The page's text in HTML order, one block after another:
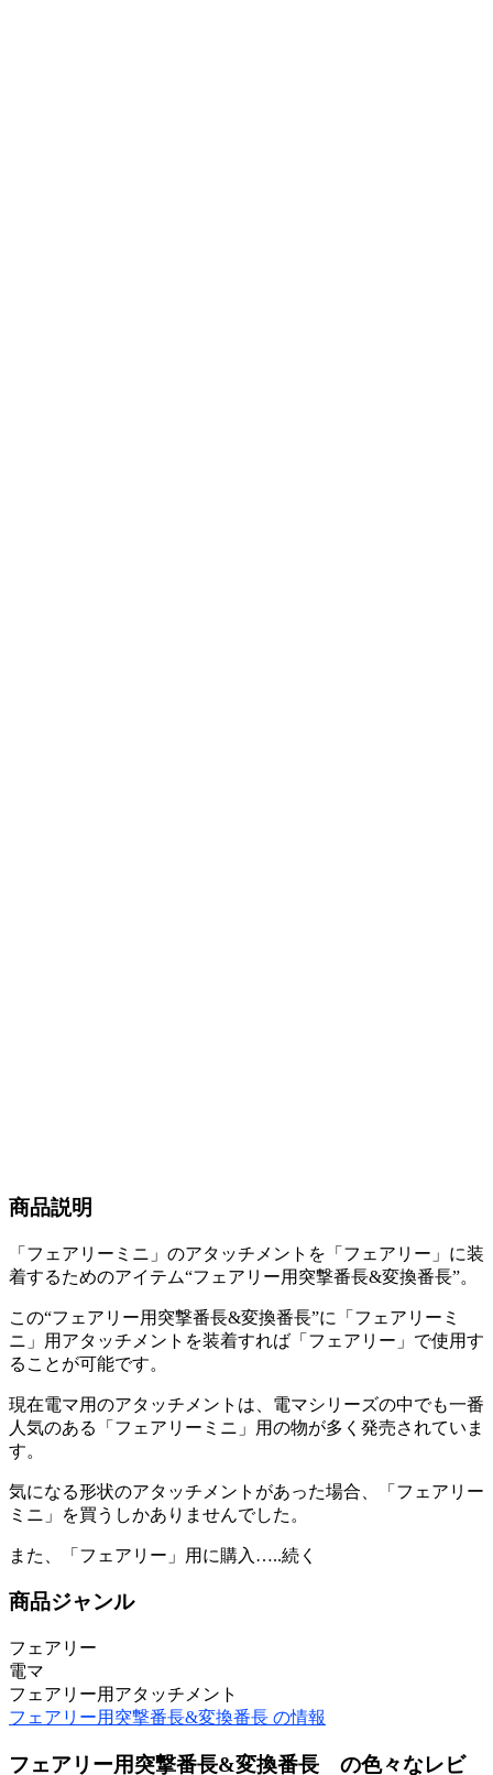
商品説明
「フェアリーミニ」のアタッチメントを「フェアリー」に装
着するためのアイテム“フェアリー用突撃番長&変換番長”。
この“フェアリー用突撃番長&変換番長”に「フェアリーミ
ニ」用アタッチメントを装着すれば「フェアリー」で使用す
ることが可能です。
現在電マ用のアタッチメントは、電マシリーズの中でも一番
人気のある「フェアリーミニ」用の物が多く発売されていま
す。
気になる形状のアタッチメントがあった場合、「フェアリー
ミニ」を買うしかありませんでした。
また、「フェアリー」用に購入…..続く
商品ジャンル
フェアリー
電マ
フェアリー用アタッチメント
フェアリー用突撃番長&変換番長 の情報
フェアリー用突撃番長&変換番長 の色々なレビ